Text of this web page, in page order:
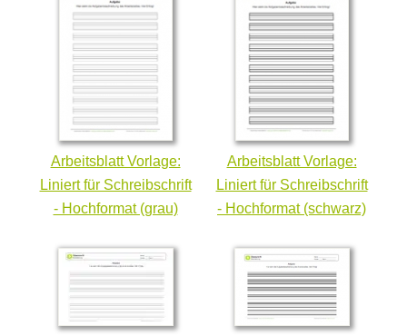
Arbeitsblatt Vorlage:
Liniert für Schreibschrift
- Hochformat (grau)
Arbeitsblatt Vorlage:
Liniert für Schreibschrift
- Hochformat (schwarz)